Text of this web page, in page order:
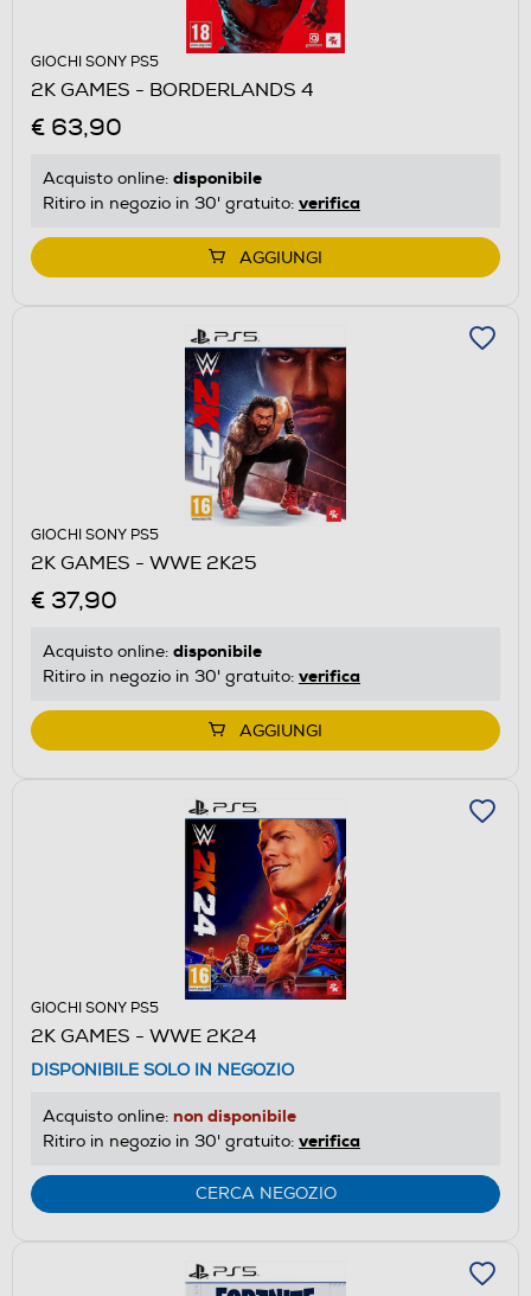
GIOCHI SONY PS5
2K GAMES - BORDERLANDS 4
€ 63,90
Acquisto online: disponibile
Ritiro in negozio in 30' gratuito: verifica
AGGIUNGI
GIOCHI SONY PS5
2K GAMES - WWE 2K25
€ 37,90
Acquisto online: disponibile
Ritiro in negozio in 30' gratuito: verifica
AGGIUNGI
GIOCHI SONY PS5
2K GAMES - WWE 2K24
DISPONIBILE SOLO IN NEGOZIO
Acquisto online: non disponibile
Ritiro in negozio in 30' gratuito: verifica
CERCA NEGOZIO